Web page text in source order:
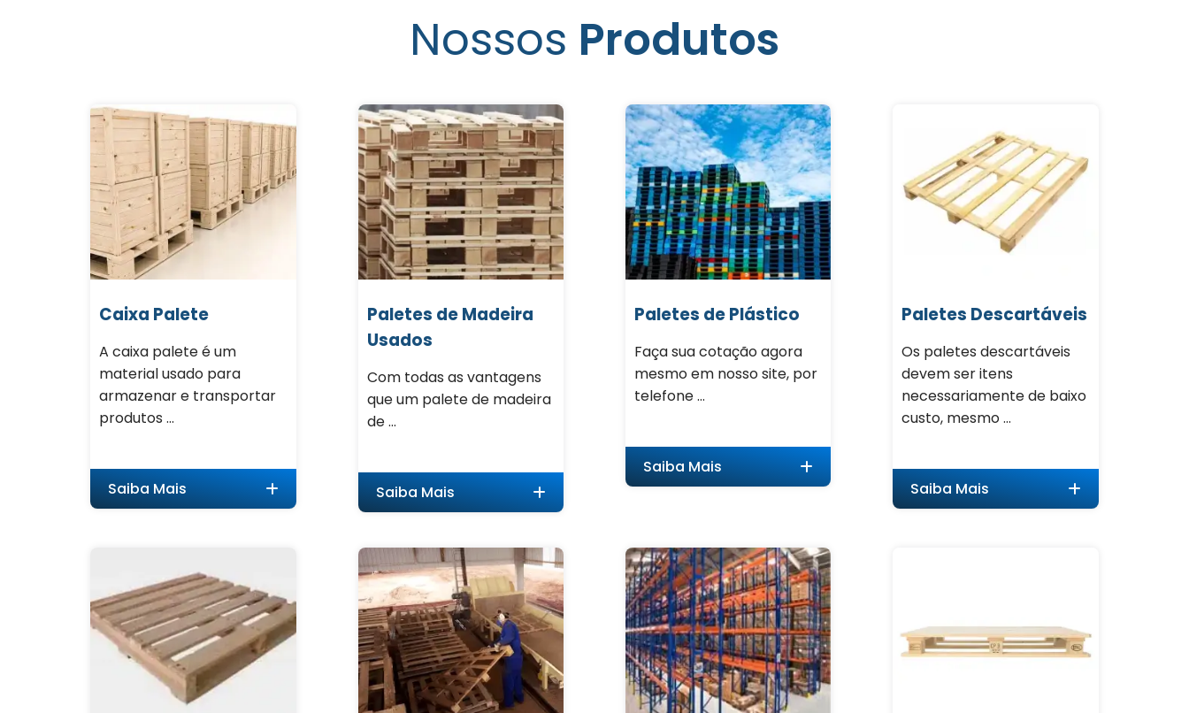
Nossos Produtos
Caixa Palete
A caixa palete é um
material usado para
armazenar e transportar
produtos ...
Saiba Mais
Paletes de Madeira
Usados
Com todas as vantagens
que um palete de madeira
de ...
Saiba Mais
Paletes de Plástico
Faça sua cotação agora
mesmo em nosso site, por
telefone ...
Saiba Mais
Paletes Descartáveis
Os paletes descartáveis
devem ser itens
necessariamente de baixo
custo, mesmo ...
Saiba Mais